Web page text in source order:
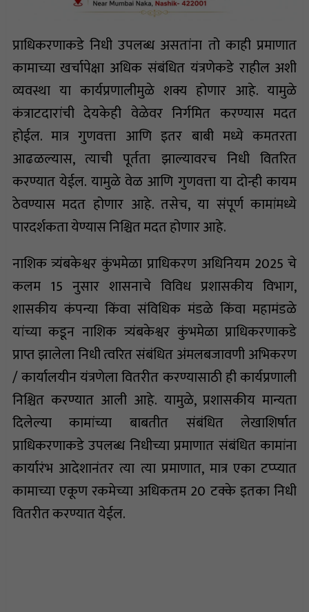
प्राधिकरणाकडे निधी उपलब्ध असतांना तो काही प्रमाणात
कामाच्या खर्चापेक्षा अधिक संबंधित यंत्रणेकडे राहील अशी
व्यवस्था या कार्यप्रणालीमुळे शक्य होणार आहे. यामुळे
कंत्राटदारांची देयकेही वेळेवर निर्गमित करण्यास मदत
होईल. मात्र गुणवत्ता आणि इतर बाबी मध्ये कमतरता
आढळल्यास, त्याची पूर्तता झाल्यावरच निधी वितरित
करण्यात येईल. यामुळे वेळ आणि गुणवत्ता या दोन्ही कायम
ठेवण्यास मदत होणार आहे. तसेच, या संपूर्ण कामांमध्ये
पारदर्शकता येण्यास निश्चित मदत होणार आहे.
नाशिक त्र्यंबकेश्वर कुंभमेळा प्राधिकरण अधिनियम 2025 चे
कलम 15 नुसार शासनाचे विविध प्रशासकीय विभाग,
शासकीय कंपन्या किंवा संविधिक मंडळे किंवा महामंडळे
यांच्या कडून नाशिक त्र्यंबकेश्वर कुंभमेळा प्राधिकरणाकडे
प्राप्त झालेला निधी त्वरित संबंधित अंमलबजावणी अभिकरण
/ कार्यालयीन यंत्रणेला वितरीत करण्यासाठी ही कार्यप्रणाली
निश्चित करण्यात आली आहे. यामुळे, प्रशासकीय मान्यता
दिलेल्या कामांच्या बाबतीत संबंधित लेखाशिर्षात
प्राधिकरणाकडे उपलब्ध निधीच्या प्रमाणात संबंधित कामांना
कार्यारंभ आदेशानंतर त्या त्या प्रमाणात, मात्र एका टप्प्यात
कामाच्या एकूण रकमेच्या अधिकतम 20 टक्के इतका निधी
वितरीत करण्यात येईल.